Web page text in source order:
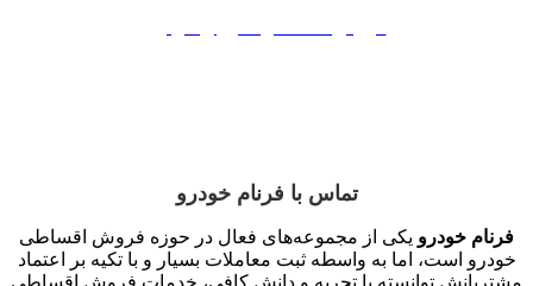
تماس با فرنام خودرو
فرنام خودرو یکی از مجموعه‌های فعال در حوزه فروش اقساطی
خودرو است، اما به واسطه ثبت معاملات بسیار و با تکیه بر اعتماد
مشتریانش توانسته با تجربه و دانش کافی، خدمات فروش اقساطی